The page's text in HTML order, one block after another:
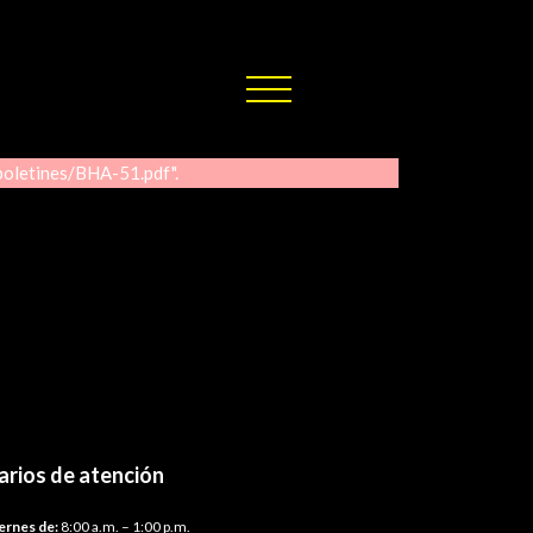
BHA-51.pdf".
de atención
de:8:00 a.m. – 1:00 p.m.